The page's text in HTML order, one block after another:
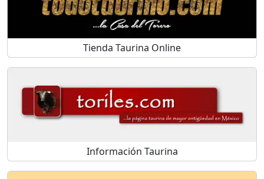
Tienda Taurina Online
Información Taurina